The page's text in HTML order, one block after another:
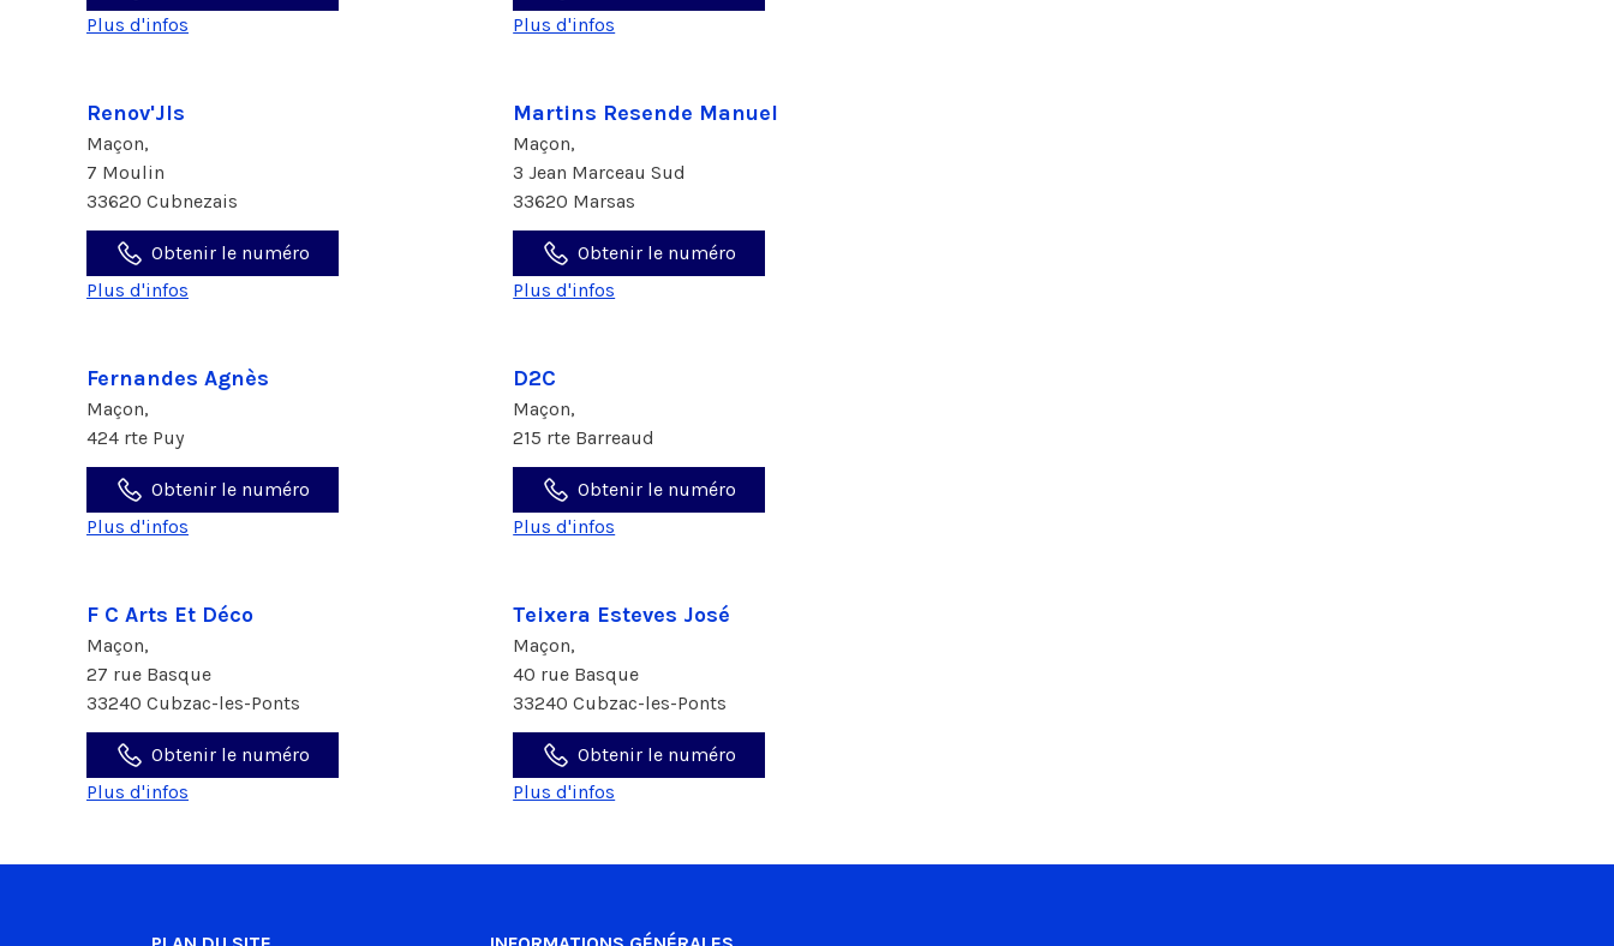
Plus d'infos
Plus d'infos
Renov'Jls
Maçon,
7 Moulin
33620 Cubnezais
Obtenir le numéro
Plus d'infos
Martins Resende Manuel
Maçon,
3 Jean Marceau Sud
33620 Marsas
Obtenir le numéro
Plus d'infos
Fernandes Agnès
Maçon,
424 rte Puy
Obtenir le numéro
Plus d'infos
D2C
Maçon,
215 rte Barreaud
Obtenir le numéro
Plus d'infos
F C Arts Et Déco
Maçon,
27 rue Basque
33240 Cubzac-les-Ponts
Obtenir le numéro
Plus d'infos
Teixera Esteves José
Maçon,
40 rue Basque
33240 Cubzac-les-Ponts
Obtenir le numéro
Plus d'infos